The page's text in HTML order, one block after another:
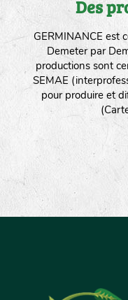
Des
GERMINANCE est
Demeter par
productions sont
SEMAE
pour produire et